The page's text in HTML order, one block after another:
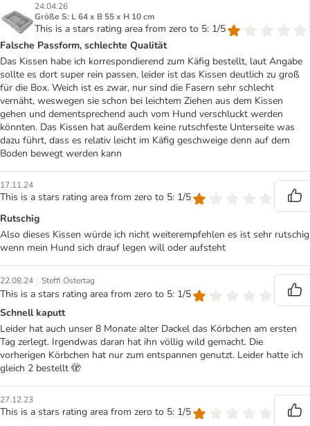
24.04.26
Größe S: L 64 x B 55 x H 10 cm
This is a stars rating area from zero to 5: 1/5
Falsche Passform, schlechte Qualität
Das Kissen habe ich korrespondierend zum Käfig bestellt, laut Angabe
sollte es dort super rein passen, leider ist das Kissen deutlich zu groß
für die Box. Weich ist es zwar, nur sind die Fasern sehr schlecht
vernäht, weswegen sie schon bei leichtem Ziehen aus dem Kissen
gehen und dementsprechend auch vom Hund verschluckt werden
könnten. Das Kissen hat außerdem keine rutschfeste Unterseite was
dazu führt, dass es relativ leicht im Käfig geschweige denn auf dem
Boden bewegt werden kann
17.11.24
This is a stars rating area from zero to 5: 1/5
Rutschig
Also dieses Kissen würde ich nicht weiterempfehlen es ist sehr rutschig
wenn mein Hund sich drauf legen will oder aufsteht
22.08.24 | Steffi Ostertag
This is a stars rating area from zero to 5: 1/5
Schnell kaputt
Leider hat auch unser 8 Monate alter Dackel das Körbchen am ersten
Tag zerlegt. Irgendwas daran hat ihn völlig wild gemacht. Die
vorherigen Körbchen hat nur zum entspannen genutzt. Leider hatte ich
gleich 2 bestellt 🫣
27.12.23
This is a stars rating area from zero to 5: 1/5